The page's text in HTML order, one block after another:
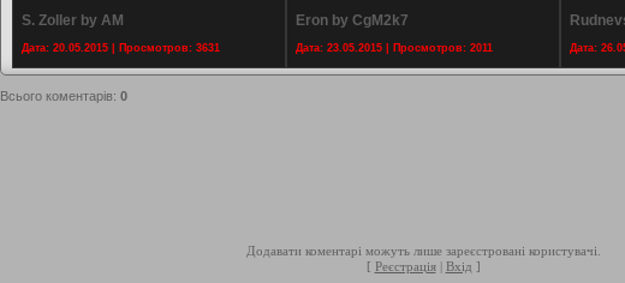
S. Zoller by AM
Дата: 20.05.2015 | Просмотров: 3631
Eron by CgM2k7
Дата: 23.05.2015 | Просмотров: 2011 Дата:
Всього коментарів: 0
Додавати коментарі можуть лише зареєстровані користувачі.
[ Реєстрація| Вхід ]